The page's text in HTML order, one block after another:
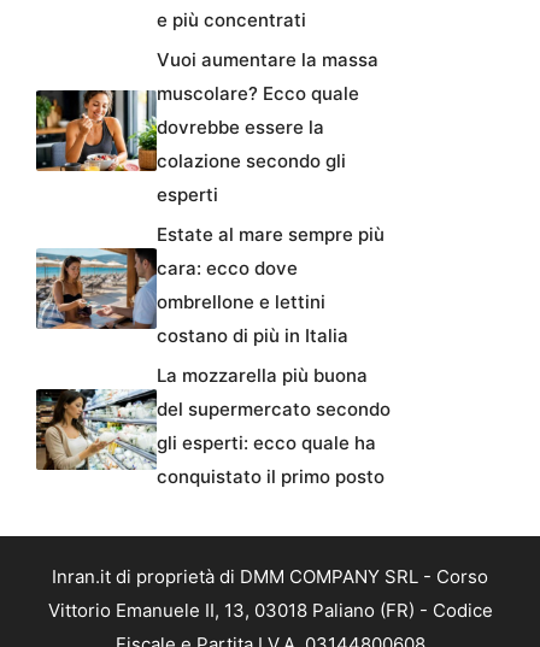
e più concentrati
Vuoi aumentare la massa
muscolare? Ecco quale
dovrebbe essere la
colazione secondo gli
esperti
Estate al mare sempre più
cara: ecco dove
ombrellone e lettini
costano di più in Italia
La mozzarella più buona
del supermercato secondo
gli esperti: ecco quale ha
conquistato il primo posto
Inran.it di proprietà di DMM COMPANY SRL - Corso
Vittorio Emanuele II, 13, 03018 Paliano (FR) - Codice